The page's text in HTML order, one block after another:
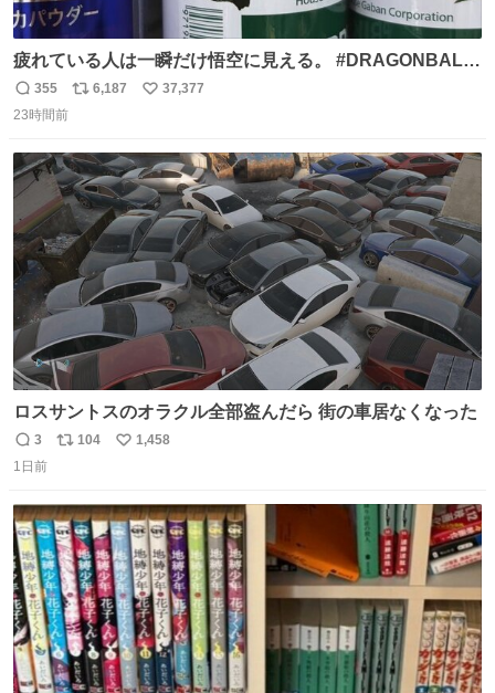
疲れている人は一瞬だけ悟空に見える。 #DRAGONBALL
#ドラゴンボール
返
信
355
リ
ト
数
6,187
い
数
37,377
23時間前
ロスサントスのオラクル全部盗んだら 街の車居なくなった
返
信
3
リ
ト
数
104
い
数
1,458
1日前